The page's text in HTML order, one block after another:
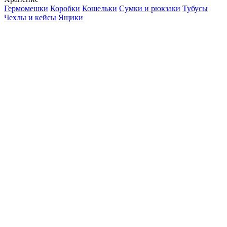
Гермомешки Коробки Кошельки Сумки и рюкзаки Тубусы
Чехлы и кейсы Ящики